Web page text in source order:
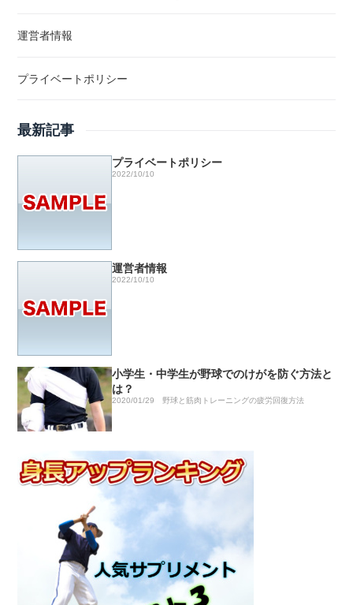
運営者情報
プライベートポリシー
最新記事
プライベートポリシー
2022/10/10
運営者情報
2022/10/10
小学生・中学生が野球でのけがを防ぐ方法と
は？
2020/01/29 野球と筋肉トレーニングの疲労回復方法